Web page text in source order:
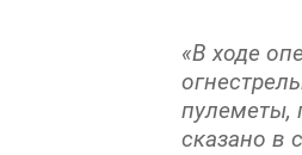
«В ходе
пулеметы,
сказано в